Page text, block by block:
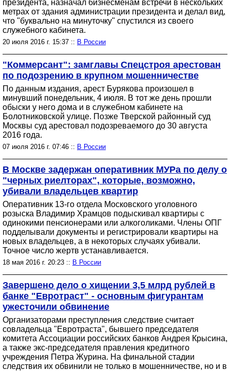
президента, назначал бизнесменам встречи в нескольких
метрах от здания администрации президента и делал вид,
что "буквально на минуточку" спустился из своего
служебного кабинета.
20 июля 2016 г. 15:37 :: В России
"Коммерсант": замглавы Спецстроя арестован
по подозрению в крупном мошенничестве
По данным издания, арест Бурякова произошел в
минувший понедельник, 4 июля. В тот же день прошли
обыски у него дома и в служебном кабинете на
Болотниковской улице. Позже Тверской районный суд
Москвы суд арестовал подозреваемого до 30 августа
2016 года.
07 июля 2016 г. 07:46 :: В России
В Москве задержан оперативник МУРа по делу о
"черных риелторах", которые, возможно,
убивали владельцев квартир
Оперативник 13-го отдела Московского уголовного
розыска Владимир Храмцов подыскивал квартиры с
одинокими пенсионерами или алкоголиками. Члены ОПГ
подделывали документы и регистрировали квартиры на
новых владельцев, а в некоторых случаях убивали.
Точное число жертв устанавливается.
18 мая 2016 г. 20:23 :: В России
Завершено дело о хищении 3,5 млрд рублей в
банке "Евротраст" - основным фигурантам
ужесточили обвинение
Организаторами преступления следствие считает
совладельца "Евротраста", бывшего председателя
комитета Ассоциации российских банков Андрея Крысина,
а также экс-председателя правления кредитного
учреждения Петра Журина. На финальной стадии
следствия их обвинили не только в мошенничестве, но и в